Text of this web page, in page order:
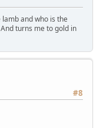
and who is the
turns me to gold in
#8